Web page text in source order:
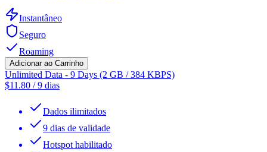
Instantâneo
Seguro
Roaming
Adicionar ao Carrinho
Unlimited Data - 9 Days (2 GB / 384 KBPS)
$11.80 /9 dias
Dados ilimitados
9 dias de validade
Hotspot habilitado